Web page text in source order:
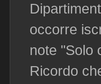
occorre
note "Solo
Ricordo